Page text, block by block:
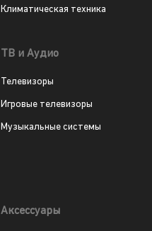
Климатическая техника
ТВ и Аудио
Телевизоры
Игровые телевизоры
Музыкальные системы
Аксессуары